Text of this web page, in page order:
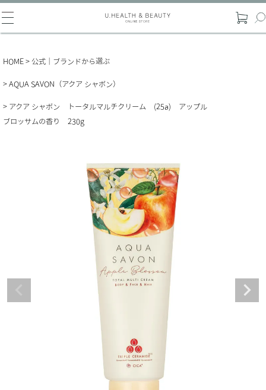
HOME 公式｜ブランドから選ぶ
AQUA SAVON（アクア シャボン）
アクア シャボン トータルマルチクリーム (25a) アップル
ブロッサムの香り 230g